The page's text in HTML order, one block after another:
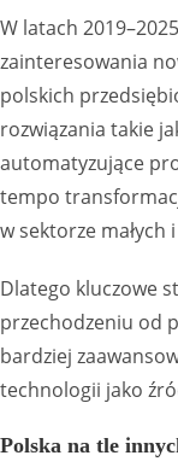
W latach
zainteresowania
polskich
rozwiązania takie
automatyzujące
tempo
w sektorze małych
Dlatego kluczowe
przechodzeniu od
bardziej
technologii jako
Polska na tle